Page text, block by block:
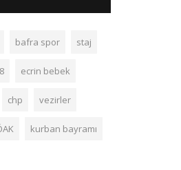
bafra spor staj
ecrin bebek
chp vezirler
kurban bayramı